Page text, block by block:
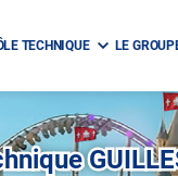
TECHNIQUE LE